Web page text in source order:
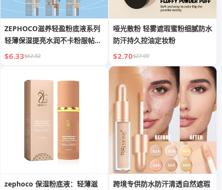
ZEPHOCO滋养轻盈粉底液系列
轻薄保湿提亮水润不卡粉服帖自
然妆感
$6.33$62.82
哑光散粉 轻雾遮瑕蜜粉细腻防水
防汗持久控油定妆粉
$2.70$27.09
zephoco 保湿粉底液：轻薄滋
跨境专供防水防汗清透自然遮瑕